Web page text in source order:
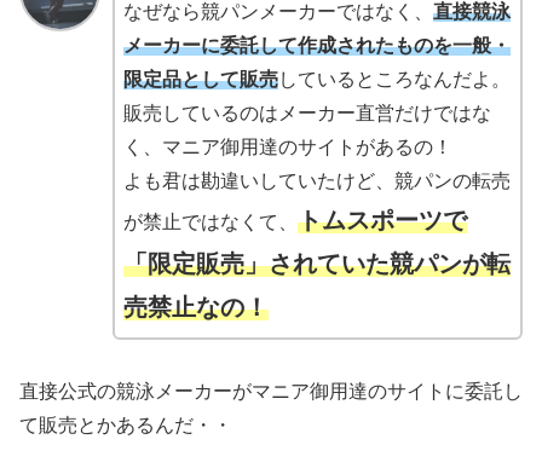
なぜなら競パンメーカーではなく、 直接競泳
メーカーに委託して作成されたものを一般・
限定品として販売しているところなんだよ。
販売しているのはメーカー直営だけではな
く、マニア御用達のサイトがあるの！
よも君は勘違いしていたけど、競パンの転売
が禁止ではなくて、 トムスポーツで
「限定販売」されていた競パンが転
売禁止なの！
直接公式の競泳メーカーがマニア御用達のサイトに委託し
て販売とかあるんだ・・